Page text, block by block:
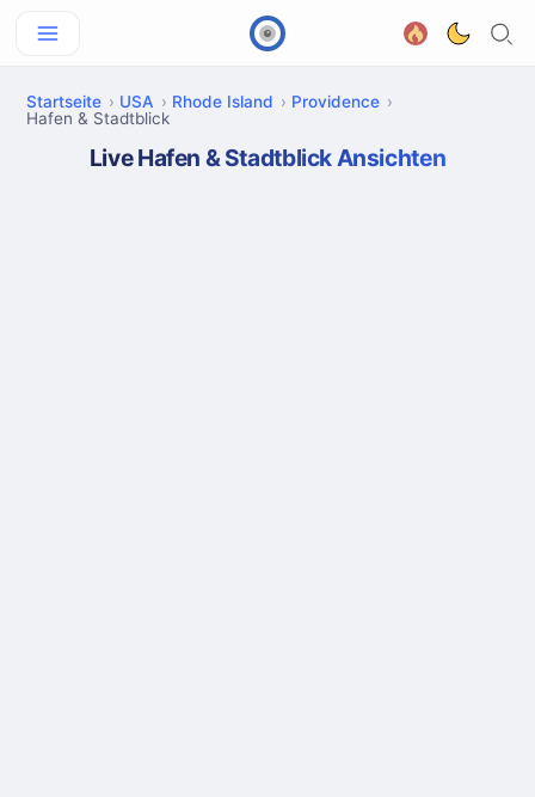
Startseite USA Rhode Island
Providence
Hafen & Stadtblick
Live Hafen & Stadtblick Ansichten